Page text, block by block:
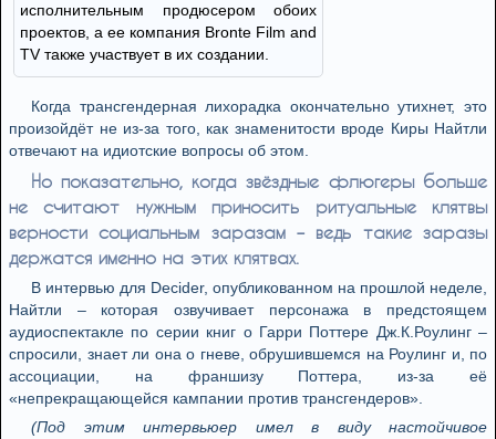
исполнительным продюсером обоих
проектов, а ее компания Bronte Film and
TV также участвует в их создании.
Когда трансгендерная лихорадка окончательно утихнет, это
произойдёт не из-за того, как знаменитости вроде Киры Найтли
отвечают на идиотские вопросы об этом.
Но показательно, когда звёздные флюгеры больше
не считают нужным приносить ритуальные клятвы
верности социальным заразам – ведь такие заразы
держатся именно на этих клятвах.
В интервью для Decider, опубликованном на прошлой неделе,
Найтли – которая озвучивает персонажа в предстоящем
аудиоспектакле по серии книг о Гарри Поттере Дж.К.Роулинг –
спросили, знает ли она о гневе, обрушившемся на Роулинг и, по
ассоциации, на франшизу Поттера, из-за её
«непрекращающейся кампании против трансгендеров».
(Под этим интервьюер имел в виду настойчивое